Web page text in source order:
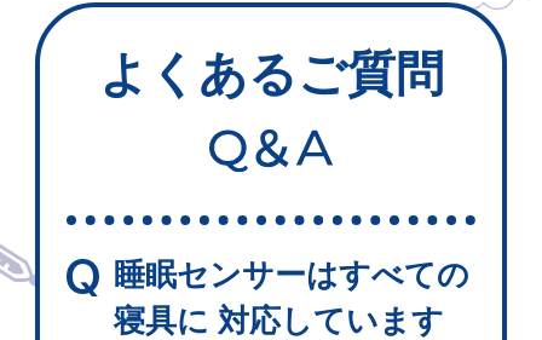
よくあるご質問
Q 睡眠センサーはすべての
寝具に 対応しています